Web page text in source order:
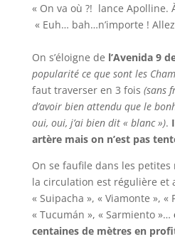
« On va où ?! lance Apolline.
« Euh… bah…n’importe !
On s’éloigne de l’Avenida 9
popularité ce que sont les
faut traverser en 3 fois (sans
d’avoir bien attendu que le
oui, oui, j’ai bien dit « blanc »).
artère mais on n’est pas
On se faufile dans les
la circulation est régulière et
« Suipacha », « Viamonte », «
« Tucumán », « Sarmiento »…
centaines de mètres en